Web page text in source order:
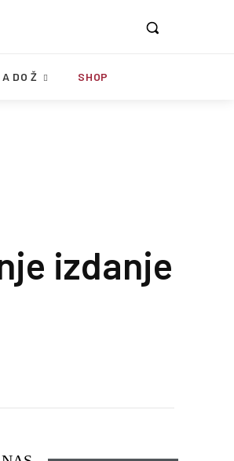
DO Ž SHOP
izdanje